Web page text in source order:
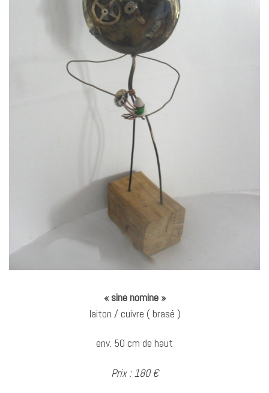
« sine nomine »
laiton / cuivre ( brasé )
env. 50 cm de haut
Prix : 180 €